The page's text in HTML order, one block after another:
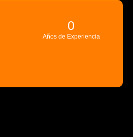
Años de Experiencia
0